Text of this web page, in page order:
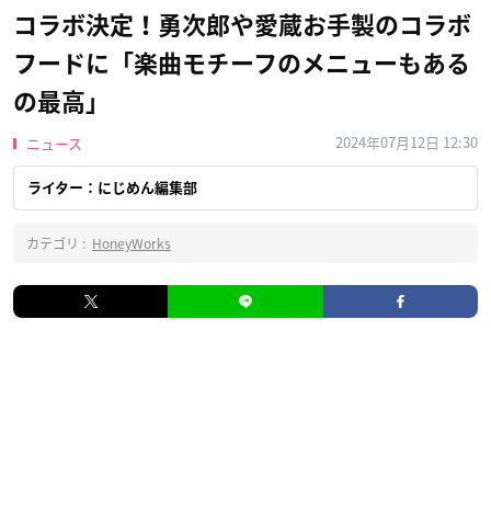
コラボ決定！勇次郎や愛蔵お手製のコラボ
フードに「楽曲モチーフのメニューもある
の最高」
ニュース 2024年07月12日 12:30
ライター：にじめん編集部
カテゴリ : HoneyWorks